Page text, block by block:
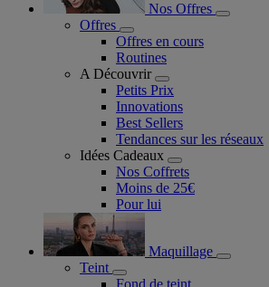
Nos Offres
Offres
Offres en cours
Routines
A Découvrir
Petits Prix
Innovations
Best Sellers
Tendances sur les réseaux
Idées Cadeaux
Nos Coffrets
Moins de 25€
Pour lui
Maquillage
Teint
Fond de teint